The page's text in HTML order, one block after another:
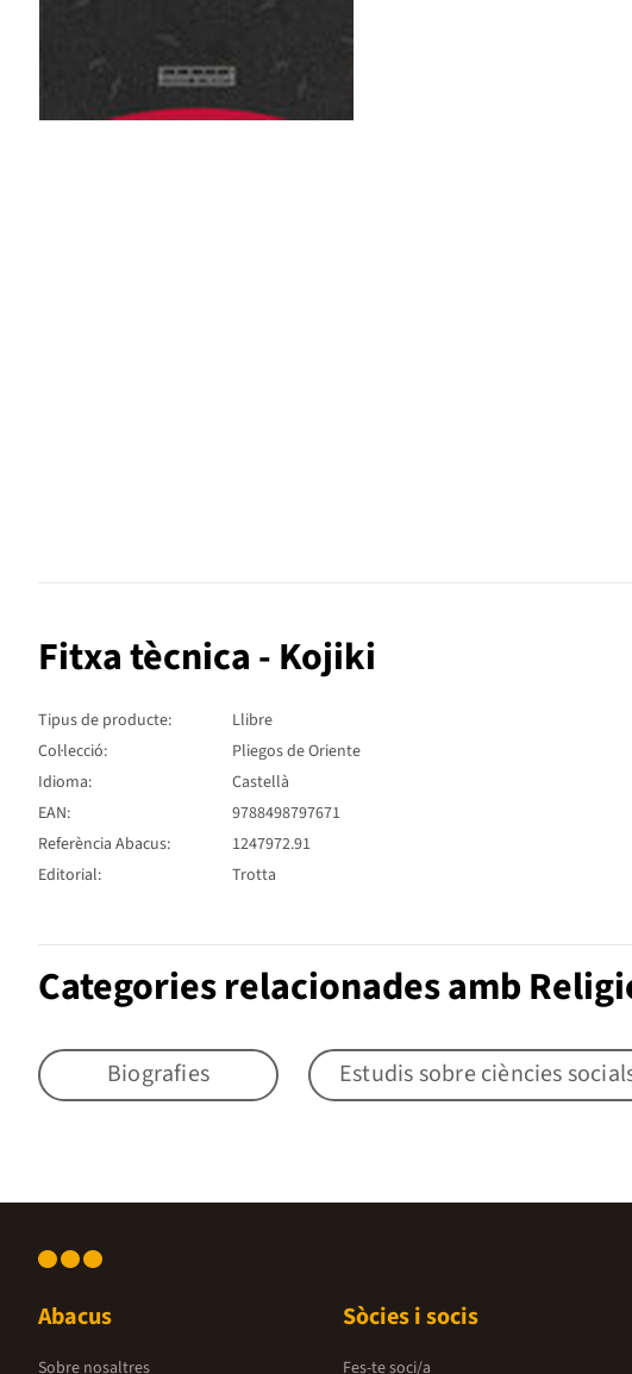
Fitxa tècnica - Kojiki
Tipus de producte:
Llibre
Col·lecció:
Pliegos de Oriente
Idioma:
Castellà
EAN:
9788498797671
Referència Abacus:
1247972.91
Editorial:
Trotta
Categories relacionades amb
Biografies Estudis sobre ciències
Abacus
Sobre nosaltres
Sòcies i socis
Fes-te soci/a